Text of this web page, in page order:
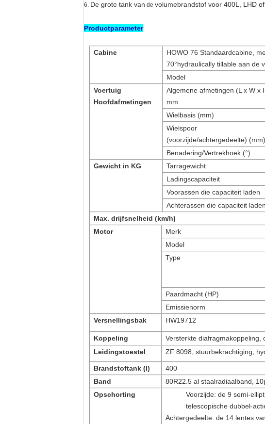
6. De grote tank van de volumebrandstof voor 400L, LHD
Productparameter
Cabine
HOWO 76 Standaardcabine,
70°hydraulically tillable aan de
Model
Voertuig
Hoofdafmetingen
Algemene afmetingen (L x W x
mm
Wielbasis (mm)
Wielspoor
(voorzijde/achtergedeelte) (mm)
Benadering/Vertrekhoek (°)
Gewicht in KG
Tarragewicht
Ladingscapaciteit
Voorassen die capaciteit laden
Achterassen die capaciteit laden
Max. drijfsnelheid (km/h)
Motor
Merk
Model
Type
Paardmacht (HP)
Emissienorm
Versnellingsbak
HW19712
Koppeling
Versterkte diafragmakoppeling,
Leidingstoestel
ZF 8098, stuurbekrachtiging,
Brandstoftank (l)
400
Band
80R22.5 al staalradiaalband,
Opschorting
Voorzijde: de 9 semi-
telescopische dubbel-
Achtergedeelte: de 14 lentes